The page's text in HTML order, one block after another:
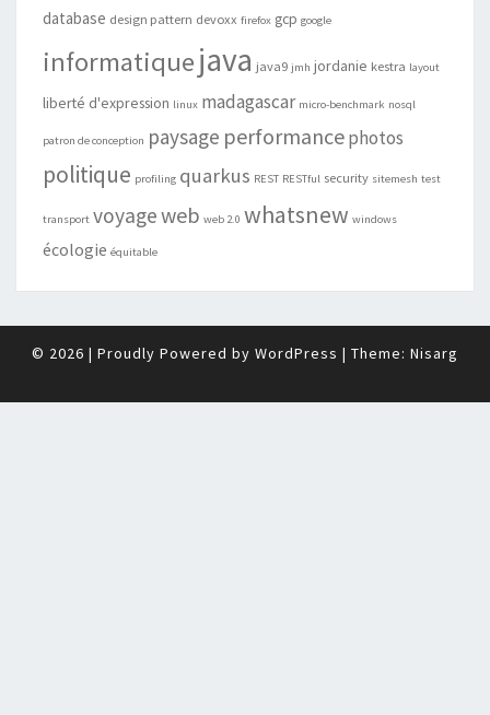
database design pattern devoxx firefox gcp google
informatiquejava java9 jmh jordanie kestra layout
liberté d'expression linux madagascar micro-benchmark nosql
patron de conception paysage performancephotos
politique profiling quarkus REST RESTful security sitemesh test
transport voyageweb web 2.0 whatsnew windows
écologie équitable
© 2026 | Proudly Powered by WordPress | Theme: Nisarg